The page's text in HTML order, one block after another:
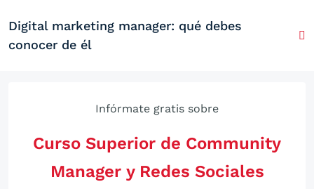
Digital marketing manager: qué debes
conocer de él
Infórmate gratis sobre
Curso Superior de Community
Manager y Redes Sociales